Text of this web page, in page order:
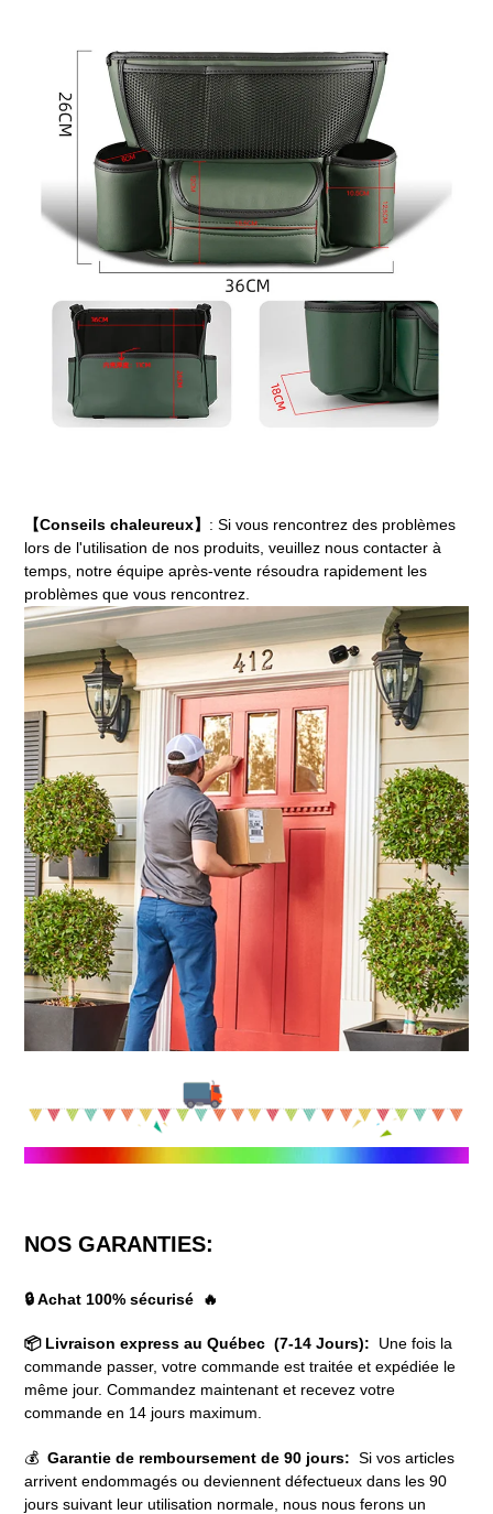
【Conseils chaleureux】 : Si vous rencontrez des problèmes
lors de l'utilisation de nos produits, veuillez nous contacter à
temps, notre équipe après-vente résoudra rapidement les
problèmes que vous rencontrez.
NOS GARANTIES:
🔒 Achat 100% sécurisé 🔥
📦 Livraison express au Québec (7-14 Jours):
Une fois la
commande passer, votre commande est traitée et expédiée le
même jour. Commandez maintenant et recevez votre
commande en 14 jours maximum.
💰 Garantie de remboursement de 90 jours: Si vos articles
arrivent endommagés ou deviennent défectueux dans les 90
jours suivant leur utilisation normale, nous nous ferons un